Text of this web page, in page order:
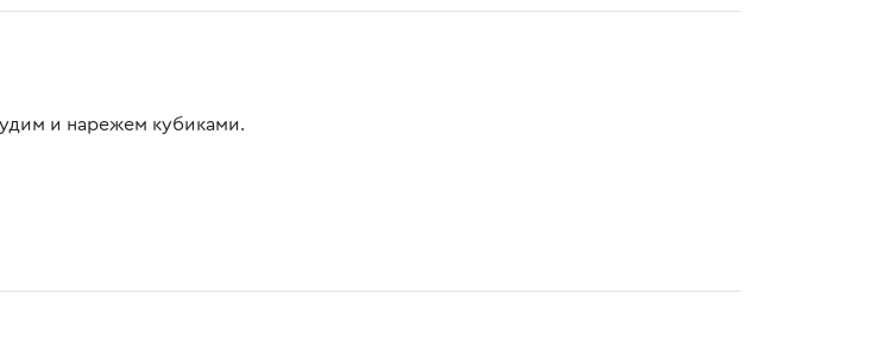
и нарежем кубиками.